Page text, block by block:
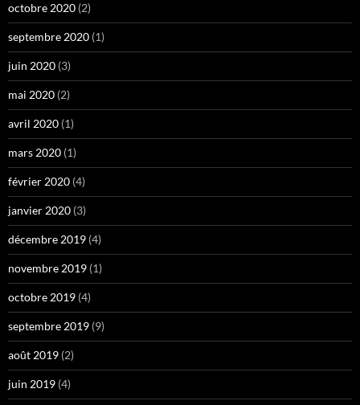
octobre 2020 (2)
septembre 2020 (1)
juin 2020 (3)
mai 2020 (2)
avril 2020 (1)
mars 2020 (1)
février 2020 (4)
janvier 2020 (3)
décembre 2019 (4)
novembre 2019 (1)
octobre 2019 (4)
septembre 2019 (9)
août 2019 (2)
juin 2019 (4)